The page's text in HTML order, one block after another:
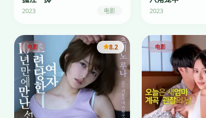
2023 电影 2023
电影 8.2 电影